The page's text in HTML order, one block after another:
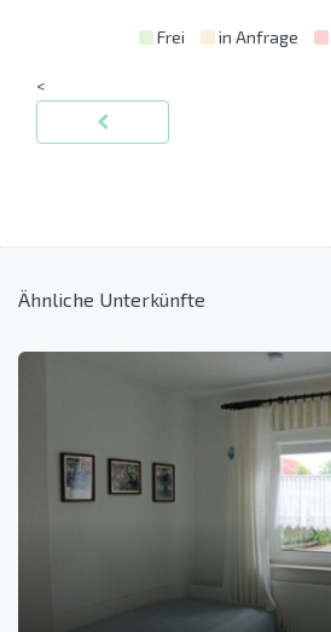
Frei in Anfrage
<
Ähnliche Unterkünfte